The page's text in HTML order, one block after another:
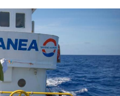
Mondiali calcio 2026